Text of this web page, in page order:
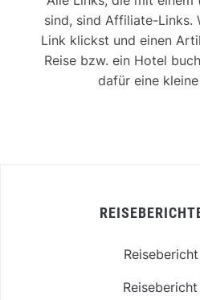
sind, sind Affiliate-Links.
Link klickst und einen
Reise bzw. ein Hotel
dafür eine